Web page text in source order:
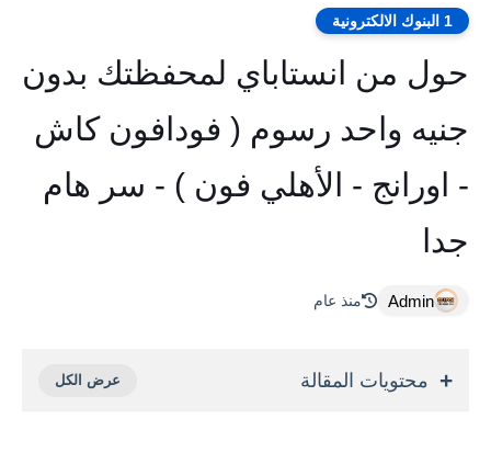
1 البنوك الالكترونية
حول من انستاباي لمحفظتك بدون
جنيه واحد رسوم ( فودافون كاش
- اورانج - الأهلي فون ) - سر هام
جدا
Admin منذ عام
محتويات المقالة